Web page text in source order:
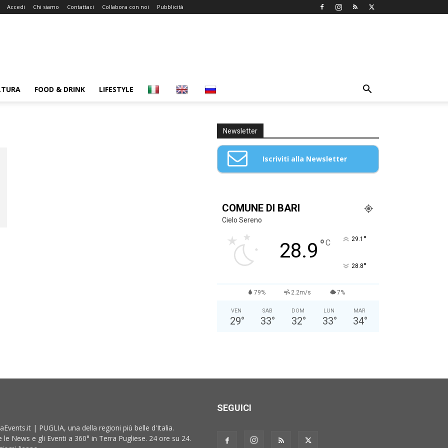
Accedi Chi siamo Contattaci Collabora con noi Pubblicità
FOOD & DRINK LIFESTYLE
Newsletter
Iscriviti alla Newsletter
Cognome: *
Maschio
Femmina
Anno di Nascita: *
COMUNE DI BARI
Cielo Sereno
28.9 °C 29.1 °
28.8°
79% 2.2m/s 7%
VEN
29°
SAB
33°
DOM
32°
LUN
33°
MAR
34°
| PUGLIA, una della regioni più belle d'Italia.
le News e gli Eventi a 360° in Terra Pugliese. 24 ore su 24.
SEGUICI